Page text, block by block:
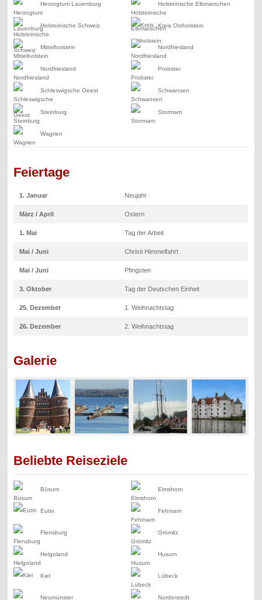
Herzogtum Lauenburg Holsteinische Elbmarschen
Holsteinische Schweiz Kreis Ostholstein
Mittelholstein Nordfriesland
Nordfriesland Probstei
Schleswigsche Geest Schwansen
Steinburg Stormarn
Wagrien
Feiertage
1. Januar Neujahr
März / April Ostern
1. Mai Tag der Arbeit
Mai / Juni Christi Himmelfahrt
Mai / Juni Pfingsten
3. Oktober Tag der Deutschen Einheit
25. Dezember 1. Weihnachtstag
26. Dezember 2. Weihnachtstag
Galerie
Beliebte Reiseziele
Büsum Elmshorn
Eutin Fehmarn
Flensburg Grömitz
Helgoland Husum
Kiel Lübeck
Neumünster Norderstedt